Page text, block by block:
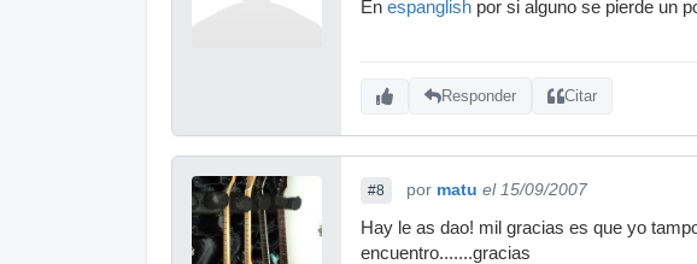
En espanglish por si alguno se pierde un
Responder Citar
#8 por matu el 15/09/2007
Hay le as dao! mil gracias es que yo
encuentro.......gracias